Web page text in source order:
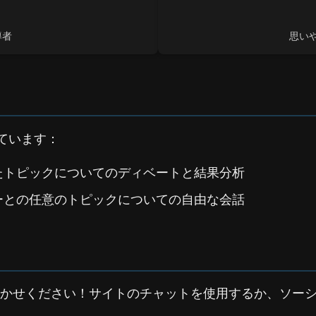
者 思い
ます：
ピックについてのディベートと結果分析
の任意のトピックについての自由な会話
せください！サイトのチャットを使用するか、ソー